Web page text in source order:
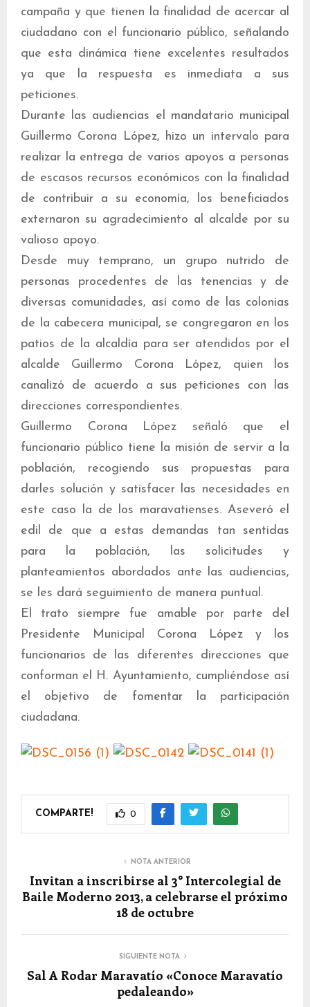
campaña y que tienen la finalidad de acercar al
ciudadano con el funcionario público, señalando
que esta dinámica tiene excelentes resultados
ya que la respuesta es inmediata a sus
peticiones.
Durante las audiencias el mandatario municipal
Guillermo Corona López, hizo un intervalo para
realizar la entrega de varios apoyos a personas
de escasos recursos económicos con la finalidad
de contribuir a su economía, los beneficiados
externaron su agradecimiento al alcalde por su
valioso apoyo.
Desde muy temprano, un grupo nutrido de
personas procedentes de las tenencias y de
diversas comunidades, así como de las colonias
de la cabecera municipal, se congregaron en los
patios de la alcaldía para ser atendidos por el
alcalde Guillermo Corona López, quien los
canalizó de acuerdo a sus peticiones con las
direcciones correspondientes.
Guillermo Corona López señaló que el
funcionario público tiene la misión de servir a la
población, recogiendo sus propuestas para
darles solución y satisfacer las necesidades en
este caso la de los maravatienses. Aseveró el
edil de que a estas demandas tan sentidas
para la población, las solicitudes y
planteamientos abordados ante las audiencias,
se les dará seguimiento de manera puntual.
El trato siempre fue amable por parte del
Presidente Municipal Corona López y los
funcionarios de las diferentes direcciones que
conforman el H. Ayuntamiento, cumpliéndose así
el objetivo de fomentar la participación
ciudadana.
COMPARTE! 0
NOTA ANTERIOR
Invitan a inscribirse al 3° Intercolegial de
Baile Moderno 2013, a celebrarse el próximo
18 de octubre
SIGUIENTE NOTA
Sal A Rodar Maravatío «Conoce Maravatío
pedaleando»